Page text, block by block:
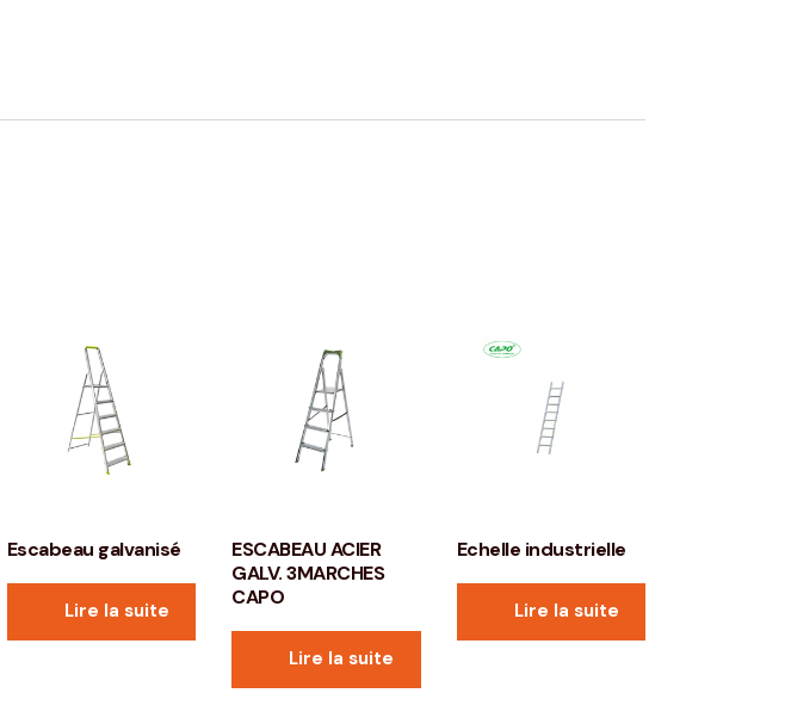
Escabeau galvanisé
Lire la suite
ESCABEAU ACIER
GALV. 3MARCHES
CAPO
Lire la suite
Echelle industrielle
Lire la suite